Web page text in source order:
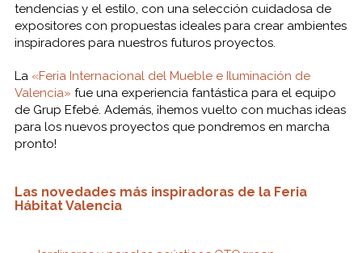
tendencias y el estilo, con una selección cuidadosa de
expositores con propuestas ideales para crear ambientes
inspiradores para nuestros futuros proyectos.
La «Feria Internacional del Mueble e Iluminación de
Valencia» fue una experiencia fantástica para el equipo
de Grup Efebé. Además, ¡hemos vuelto con muchas ideas
para los nuevos proyectos que pondremos en marcha
pronto!
Las novedades más inspiradoras de la Feria
Hábitat Valencia